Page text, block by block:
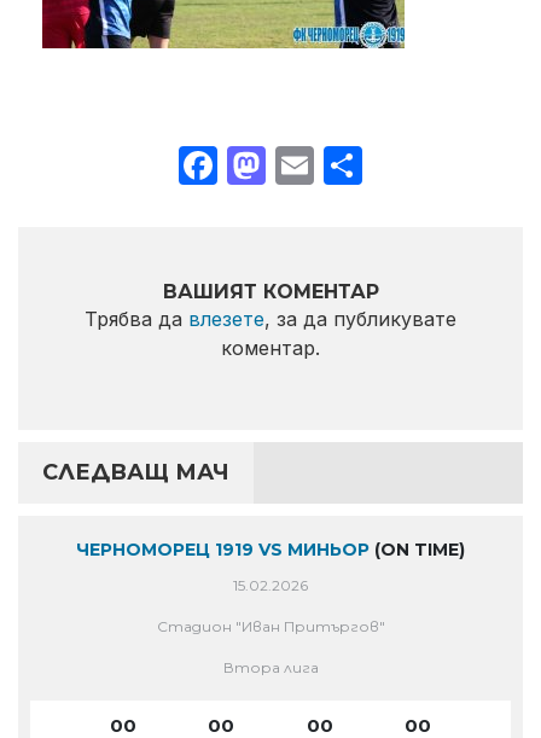
Facebook
Mastodon
Email
ВАШИЯТ КОМЕНТАР
Трябва да влезете, за да публикувате
коментар.
СЛЕДВАЩ МАЧ
ЧЕРНОМОРЕЦ 1919 VS МИНЬОР (ON TIME)
15.02.2026
Стадион "Иван Притъргов"
Втора лига
00 00 00 00